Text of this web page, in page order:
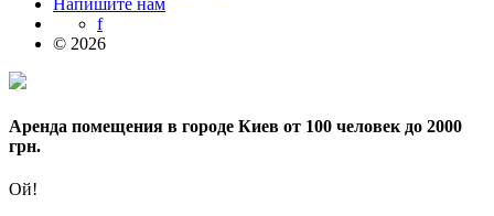
f
© 2026
Аренда помещения в городе Киев от 100 человек до 2000
грн.
Ой!